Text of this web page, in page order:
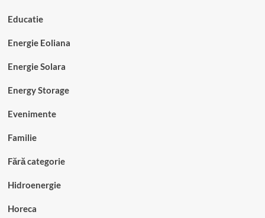
Educatie
Energie Eoliana
Energie Solara
Energy Storage
Evenimente
Familie
Fără categorie
Hidroenergie
Horeca